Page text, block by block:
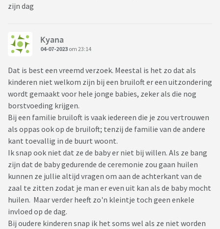
zijn dag
Kyana
04-07-2023 om 23:14
Dat is best een vreemd verzoek. Meestal is het zo dat als
kinderen niet welkom zijn bij een bruiloft er een uitzondering
wordt gemaakt voor hele jonge babies, zeker als die nog
borstvoeding krijgen.
Bij een familie bruiloft is vaak iedereen die je zou vertrouwen
als oppas ook op de bruiloft; tenzij de familie van de andere
kant toevallig in de buurt woont.
Ik snap ook niet dat ze de baby er niet bij willen. Als ze bang
zijn dat de baby gedurende de ceremonie zou gaan huilen
kunnen ze jullie altijd vragen om aan de achterkant van de
zaal te zitten zodat je man er even uit kan als de baby mocht
huilen. Maar verder heeft zo'n kleintje toch geen enkele
invloed op de dag.
Bij oudere kinderen snap ik het soms wel als ze niet worden